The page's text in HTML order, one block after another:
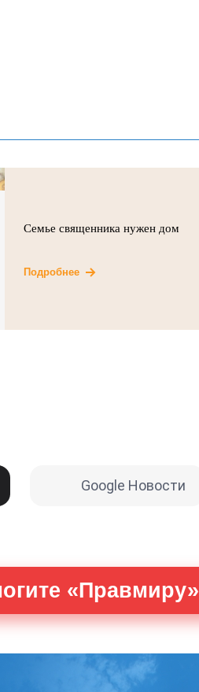
Семье священника нужен дом
Подробнее
Google Новости
«Правмиру»